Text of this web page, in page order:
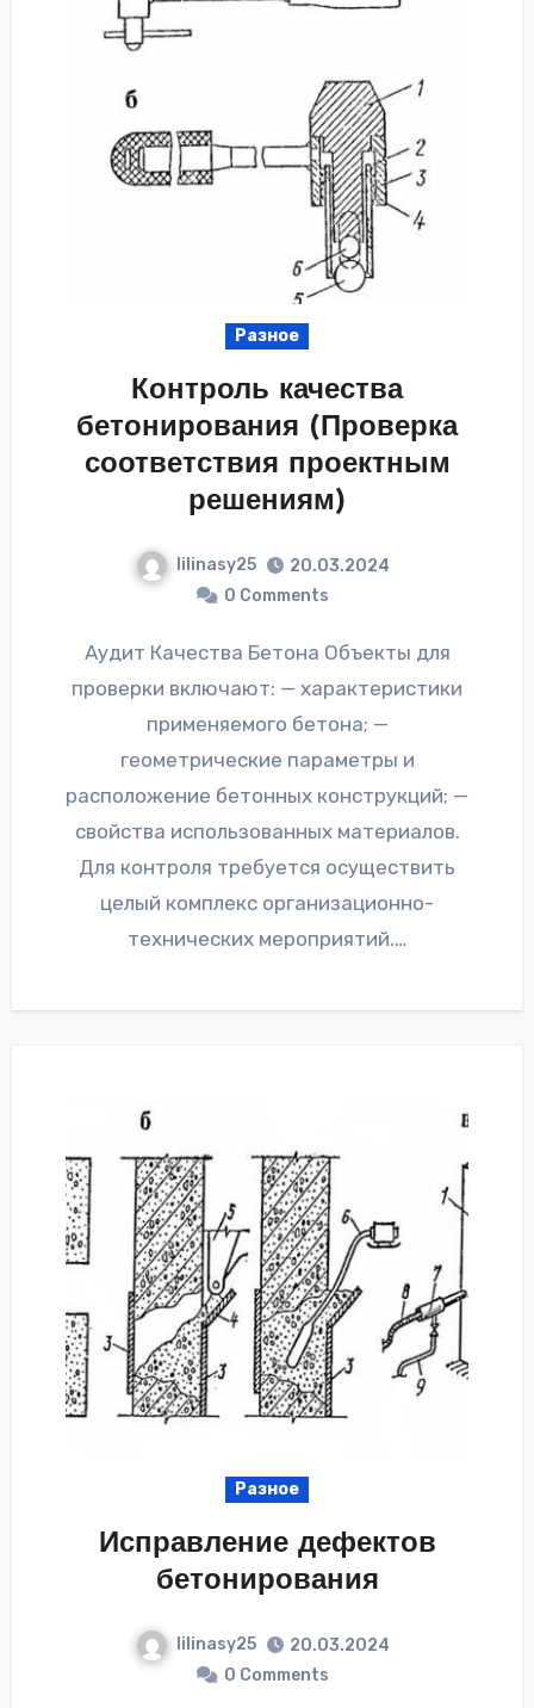
Разное
Контроль качества
бетонирования (Проверка
соответствия проектным
решениям)
lilinasy25
20.03.2024
0 Comments
Аудит Качества Бетона Объекты для
проверки включают: — характеристики
применяемого бетона; —
геометрические параметры и
расположение бетонных конструкций; —
свойства использованных материалов.
Для контроля требуется осуществить
целый комплекс организационно-
технических мероприятий.…
Разное
Исправление дефектов
бетонирования
lilinasy25
20.03.2024
0 Comments